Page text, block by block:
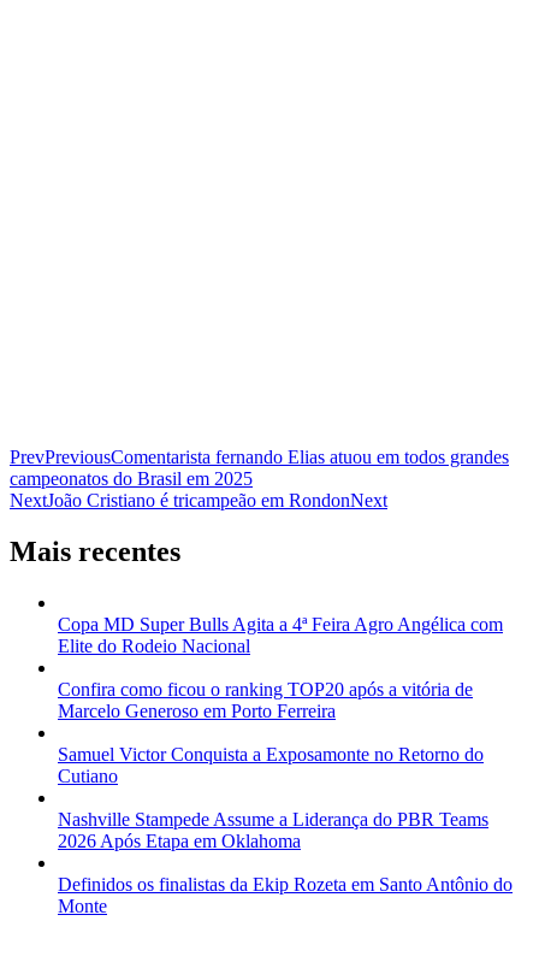
PrevPreviousComentarista fernando Elias atuou em todos grandes
campeonatos do Brasil em 2025
NextJoão Cristiano é tricampeão em RondonNext
Mais recentes
Copa MD Super Bulls Agita a 4ª Feira Agro Angélica com
Elite do Rodeio Nacional
Confira como ficou o ranking TOP20 após a vitória de
Marcelo Generoso em Porto Ferreira
Samuel Victor Conquista a Exposamonte no Retorno do
Cutiano
Nashville Stampede Assume a Liderança do PBR Teams
2026 Após Etapa em Oklahoma
Definidos os finalistas da Ekip Rozeta em Santo Antônio do
Monte